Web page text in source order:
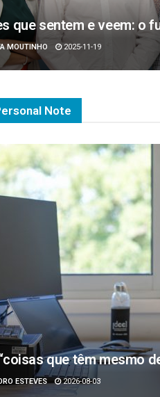
que sentem e veem: o
MOUTINHO 2025-11-19
Note
que têm mesmo
ESTEVES 2026-08-03